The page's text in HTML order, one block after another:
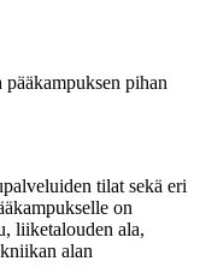
tilat sekä eri
on
liiketalouden ala,
alan